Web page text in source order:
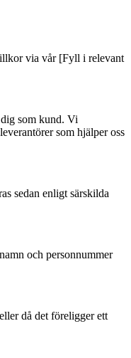
via vår [Fyll i relevant
som kund. Vi
som hjälper oss
sedan enligt särskilda
och personnummer
då det föreligger ett